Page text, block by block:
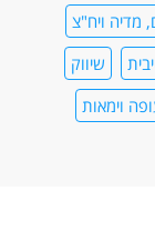
מדיה ויח"צ
שיווק
וימאות